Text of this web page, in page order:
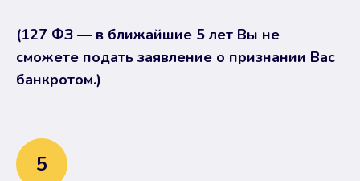
(127 ФЗ — в ближайшие 5 лет Вы не
сможете подать заявление о признании Вас
банкротом.)
5